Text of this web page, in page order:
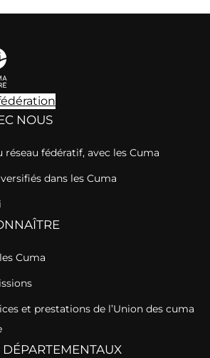
NOUS
réseau fédératif, avec les Cuma
dans les Cuma
Cuma
et prestations de l’Union des cuma
DÉPARTEMENTAUX